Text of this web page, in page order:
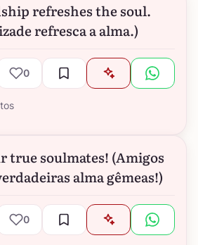
refreshes the soul.
refresca a alma.)
0
true soulmates! (Amigos
alma gêmeas!)
0